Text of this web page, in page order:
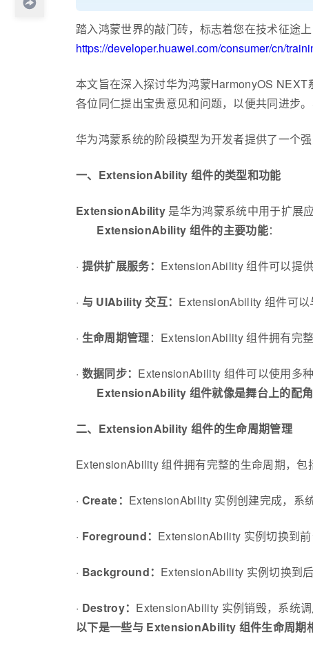
踏入鸿蒙世界的敲门砖，标志着您在技术征途
https://developer.huawei.com/consumer/cn/
本文旨在深入探讨华为鸿蒙HarmonyOS
各位同仁提出宝贵意见和问题，以便共同进步
华为鸿蒙系统的阶段模型为开发者提供了一个
一、ExtensionAbility 组件的类型和功能
ExtensionAbility 是华为鸿蒙系统中用于扩展
ExtensionAbility 组件的主要功能：
· 提供扩展服务： ExtensionAbility 组件可以提
· 与 UIAbility 交互： ExtensionAbility 组件可以
· 生命周期管理：ExtensionAbility 组件拥有完
· 数据同步： ExtensionAbility 组件可以使用多
ExtensionAbility 组件就像是舞台上的配角
二、ExtensionAbility 组件的生命周期管理
ExtensionAbility 组件拥有完整的生命周期，包
· Create： ExtensionAbility 实例创建完成，系
· Foreground： ExtensionAbility 实例切换到
· Background： ExtensionAbility 实例切换到
· Destroy： ExtensionAbility 实例销毁，系统调
以下是一些与 ExtensionAbility 组件生命周期